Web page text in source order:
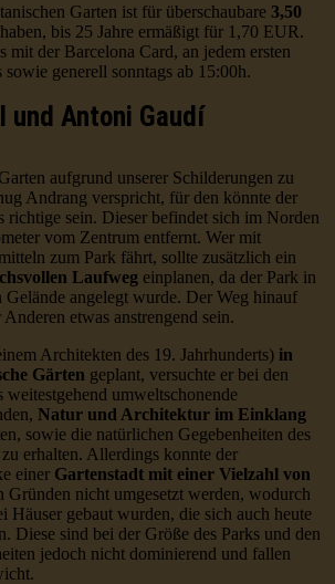
Garten ist für überschaubare 3,50
bis 25 Jahre ermäßigt für 1,70 EUR.
mit der Barcelona Card, an jedem ersten
sowie generell sonntags ab 15:00h.
und Antoni Gaudí
aufgrund unserer Schilderungen zu
Andrang verspricht, für den könnte der
richtige sein. Dieser befindet sich im Norden
vom Zentrum entfernt. Wer mit
zum Park fährt, sollte zusätzlich ein
Laufweg einplanen, da der Park in
Gelände angelegt wurde. Der Weg hinauf
etwas anstrengend sein.
Architekten des 19. Jahrhunderts) in
Gärten geplant, versuchte er bei den
weitestgehend umweltschonende
Natur und Architektur im Einklang
sowie die natürlichen Gegebenheiten des
erhalten. Allerdings konnte der
einer Gartenstadt mit einer Vielzahl von
Gründen nicht umgesetzt werden, wodurch
Häuser gebaut wurden, die sich auch heute
Diese sind bei der Größe des Parks und den
jedoch nicht dominierend und fallen